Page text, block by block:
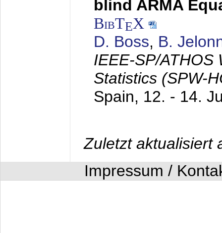
blind ARMA
BibTEX
D. Boss, B.
IEEE-SP/ATHOS
Statistics (SPW-
Spain, 12. - 14.
Zuletzt aktualisiert
Impressum /